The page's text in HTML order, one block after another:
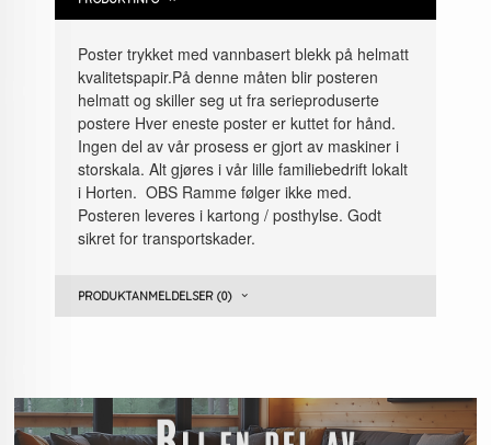
Poster trykket med vannbasert blekk på helmatt
kvalitetspapir.På denne måten blir posteren
helmatt og skiller seg ut fra serieproduserte
postere Hver eneste poster er kuttet for hånd.
Ingen del av vår prosess er gjort av maskiner i
storskala. Alt gjøres i vår lille familiebedrift lokalt
i Horten. OBS Ramme følger ikke med.
Posteren leveres i kartong / posthylse. Godt
sikret for transportskader.
PRODUKTANMELDELSER (0)